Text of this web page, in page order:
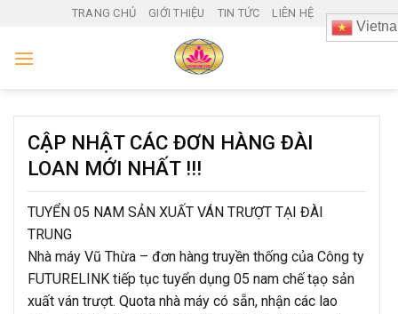
content
TRANG CHỦ GIỚI THIỆU TIN TỨC LIÊN HỆ
CẬP NHẬT CÁC ĐƠN HÀNG ĐÀI
LOAN MỚI NHẤT !!!
TUYỂN 05 NAM SẢN XUẤT VÁN TRƯỢT TẠI ĐÀI
TRUNG
Nhà máy Vũ Thừa – đơn hàng truyền thống của Công ty
FUTURELINK tiếp tục tuyển dụng 05 nam chế tạọ sản
xuất ván trượt. Quota nhà máy có sẵn, nhận các lao